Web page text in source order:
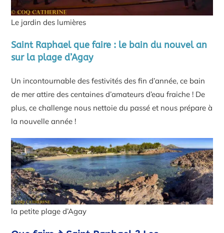
Le jardin des lumières
Saint Raphael que faire : le bain du nouvel an
sur la plage d’Agay
Un incontournable des festivités des fin d’année, ce bain
de mer attire des centaines d’amateurs d’eau fraiche ! De
plus, ce challenge nous nettoie du passé et nous prépare à
la nouvelle année !
la petite plage d’Agay